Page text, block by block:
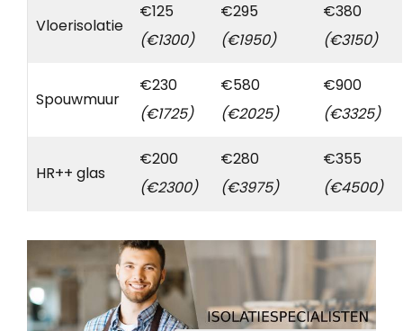
Vloerisolatie
€125
(€1300)
€295
(€1950)
€380
(€3150)
Spouwmuur
€230
(€1725)
€580
(€2025)
€900
(€3325)
HR++ glas
€200
(€2300)
€280
(€3975)
€355
(€4500)